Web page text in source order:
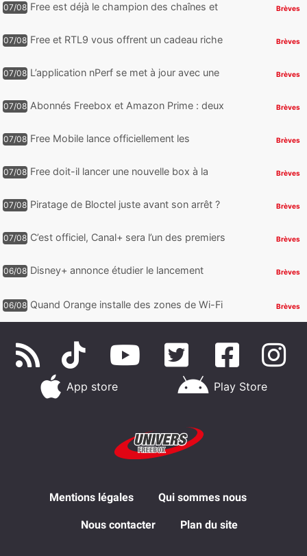
07/08 Free est déjà le champion des chaînes et
Brèves
07/08 Free et RTL9 vous offrent un cadeau riche
Brèves
07/08 L’application nPerf se met à jour avec une
Brèves
07/08 Abonnés Freebox et Amazon Prime : deux
Brèves
07/08 Free Mobile lance officiellement les
cadeaux
Brèves
07/08 Free doit-il lancer une nouvelle box à la
Brèves
07/08 Piratage de Bloctel juste avant son arrêt ?
Brèves
07/08 C’est officiel, Canal+ sera l’un des premiers
Brèves
06/08 Disney+ annonce étudier le lancement
Brèves
06/08 Quand Orange installe des zones de Wi-Fi
Brèves
App store Play Store
Mentions légales Qui sommes nous
Nous contacter Plan du site